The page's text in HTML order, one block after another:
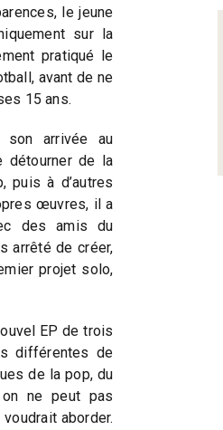
le jeune
sur la
pratiqué le
avant de ne
15 ans.
son arrivée au
détourner de la
puis à d’autres
œuvres, il a
des amis du
arrêté de créer,
projet solo,
EP de trois
différentes de
de la pop, du
ne peut pas
aborder.